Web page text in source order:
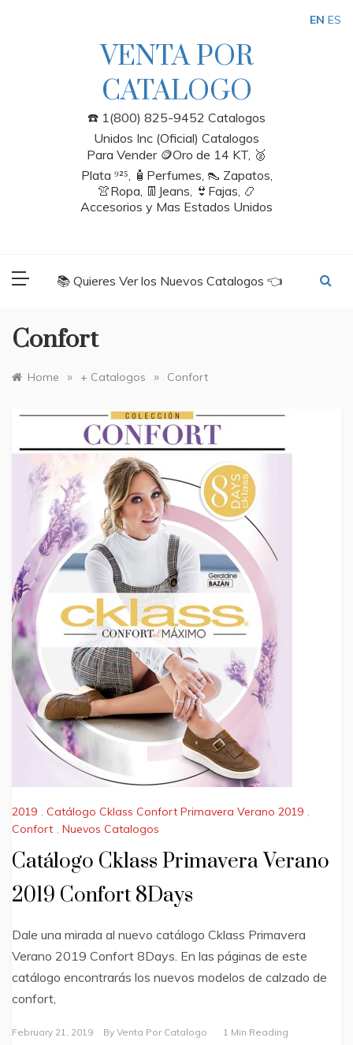
VENTA POR
CATALOGO
☎️ 1(800) 825-9452 Catalogos
Unidos Inc (Oficial) Catalogos
Para Vender 🪙Oro de 14 KT, 🥈
Plata ⁹²⁵, 🧴Perfumes, 👠 Zapatos,
👚Ropa, 👖Jeans, 👙Fajas, 📿
Accesorios y Mas Estados Unidos
📚 Quieres Ver los Nuevos Catalogos 👈
Confort
Home » + Catalogos » Confort
2019 , Catálogo Cklass Confort Primavera Verano 2019 ,
Confort , Nuevos Catalogos
Catálogo Cklass Primavera Verano
2019 Confort 8Days
Dale una mirada al nuevo catálogo Cklass Primavera
Verano 2019 Confort 8Days. En las páginas de este
catálogo encontrarás los nuevos modelos de calzado de
confort,
February 21, 2019 By Venta Por Catalogo 1 Min Reading
EN ES